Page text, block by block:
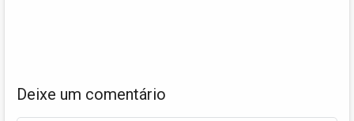
Deixe um comentário